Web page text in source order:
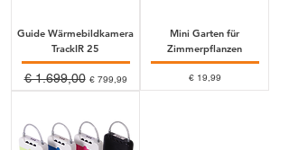
Guide Wärmebildkamera
TrackIR 25
Standardpreis
€ 1.699,00 Sale-Preis
€ 799,99
Mini Garten für
Zimmerpflanzen
Preis
€ 19,99